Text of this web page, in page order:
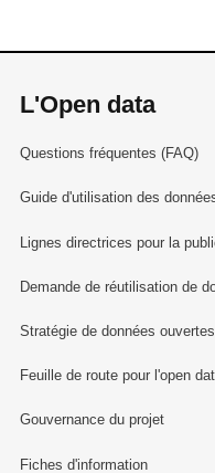
L'Open data
Questions fréquentes (FAQ)
Guide d'utilisation des
Lignes directrices pour la
Demande de réutilisation de
Stratégie de données ouvertes
Feuille de route pour l'open
Gouvernance du projet
Fiches d'information